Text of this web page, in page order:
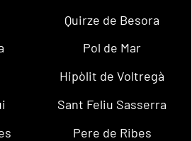
Quirze de Besora
Pol de Mar
Hipòlit de Voltregà
Sant Feliu Sasserra
Pere de Ribes